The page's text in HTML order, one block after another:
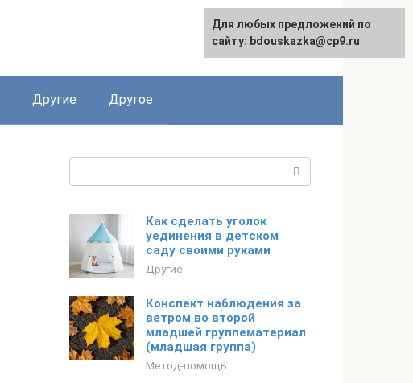
Другие Другое
Как сделать уголок
уединения в детском
саду своими руками
Другие
Конспект наблюдения за
ветром во второй
младшей группематериал
(младшая группа)
Метод-помощь
Для любых предложений по
сайту: bdouskazka@cp9.ru